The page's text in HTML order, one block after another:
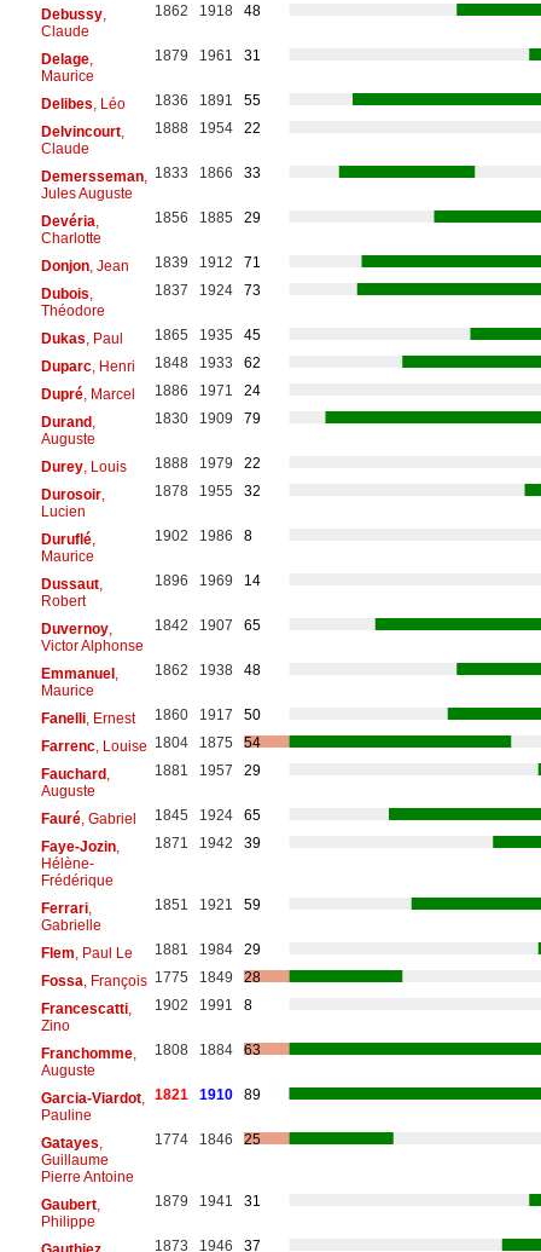
Debussy,
Claude
1862 1918 48
Delage,
Maurice
1879 1961 31
Delibes , Léo 1836 1891
55
Delvincourt,
Claude
1888 1954 22
Demersseman,
Jules Auguste
1833 1866 33
Devéria
Charlotte
1856 1885 29
Donjon, Jean 1839 1912
71
Dubois
Théodore
1837 1924 73
Dukas , Paul 1865 1935
45
Duparc, Henri 1848 1933
62
Dupré, Marcel 1886 1971
24
Durand,
Auguste
1830 1909 79
Durey, Louis 1888 1979
22
Durosoir,
Lucien
1878 1955 32
Duruflé,
Maurice
1902 1986 8
Dussaut,
Robert
1896 1969 14
Duvernoy,
Victor Alphonse
1842 1907 65
Emmanuel,
Maurice
1862 1938 48
Fanelli, Ernest 1860 1917
50
Farrenc, Louise 1804 1875
54
Fauchard,
Auguste
1881 1957 29
Fauré, Gabriel 1845 1924
65
Faye-Jozin,
Hélène-
Frédérique
1871 1942 39
Ferrari,
Gabrielle
1851 1921 59
Flem , Paul Le 1881 1984
29
Fossa , François 1775 1849
28
Francescatti,
Zino
1902 1991 8
Franchomme,
Auguste
1808 1884 63
Garcia-Viardot,
Pauline
1821 1910 89
Gatayes
Guillaume
Pierre Antoine
1774 1846 25
Gaubert,
Philippe
1879 1941 31
1873 1946 37